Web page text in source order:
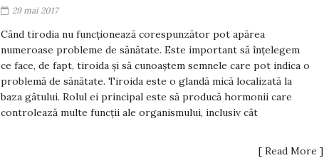
29 mai 2017
Când tirodia nu funcționează corespunzător pot apărea
numeroase probleme de sănătate. Este important să înțelegem
ce face, de fapt, tiroida și să cunoaștem semnele care pot indica o
problemă de sănătate. Tiroida este o glandă mică localizată la
baza gâtului. Rolul ei principal este să producă hormonii care
controlează multe funcții ale organismului, inclusiv cât
[ Read More ]